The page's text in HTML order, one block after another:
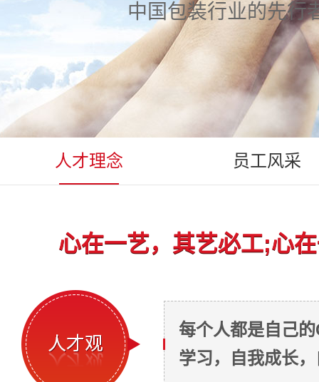
中国包装行业的先行
人才理念 员工风采
心在一艺，其艺必工;心
每个人都是自己
学习，自我成长